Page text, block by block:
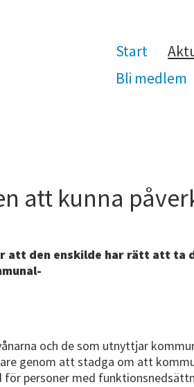
Start
Bli medlem
att kunna
att den enskilde har rätt att ta
och de som utnyttjar
genom att stadga om att
personer med